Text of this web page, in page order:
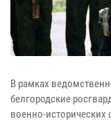
В рамках
белгородские
военно-исторических